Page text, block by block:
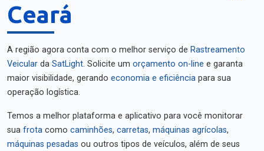
Ceará
A região agora conta com o melhor serviço de Rastreamento
Veicular da SatLight. Solicite um orçamento on-line e garanta
maior visibilidade, gerando economia e eficiência para sua
operação logística.
Temos a melhor plataforma e aplicativo para você monitorar
sua frota como caminhões, carretas, máquinas agrícolas,
máquinas pesadas ou outros tipos de veículos, além de seus